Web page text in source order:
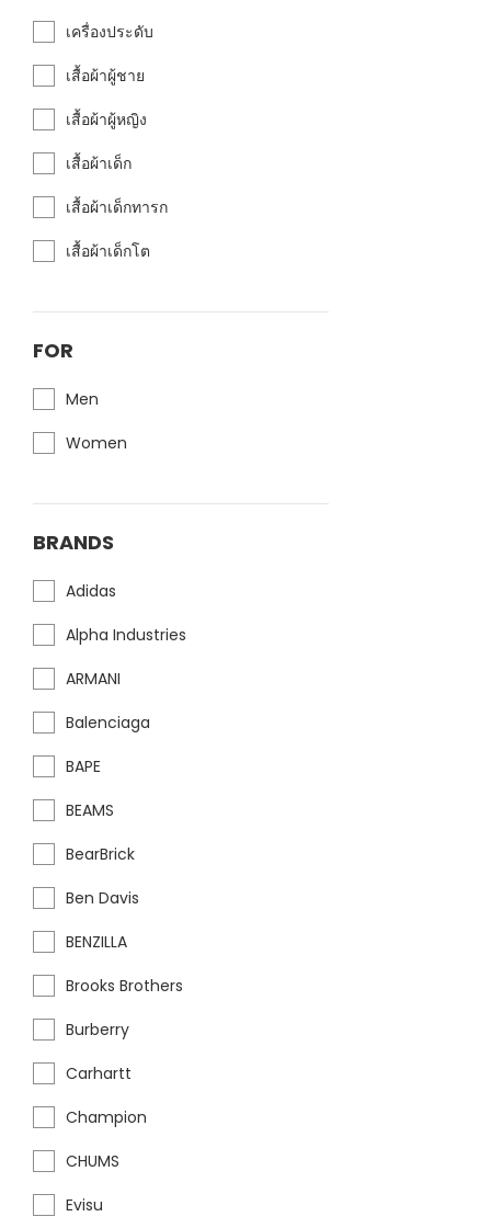
เครื่องประดับ
เสื้อผ้าผู้ชาย
เสื้อผ้าผู้หญิง
เสื้อผ้าเด็ก
เสื้อผ้าเด็กทารก
เสื้อผ้าเด็กโต
FOR
Men
Women
BRANDS
Adidas
Alpha Industries
ARMANI
Balenciaga
BAPE
BEAMS
BearBrick
Ben Davis
BENZILLA
Brooks Brothers
Burberry
Carhartt
Champion
CHUMS
Evisu